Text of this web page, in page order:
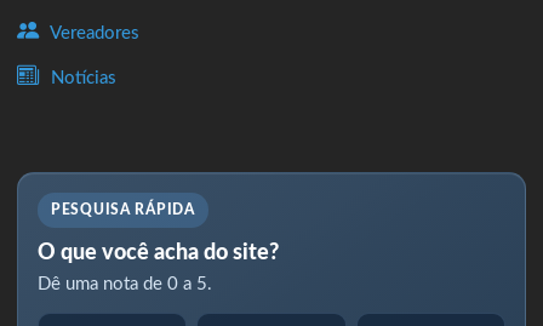
Vereadores
Notícias
PESQUISA RÁPIDA
O que você acha do site?
Dê uma nota de 0 a 5.